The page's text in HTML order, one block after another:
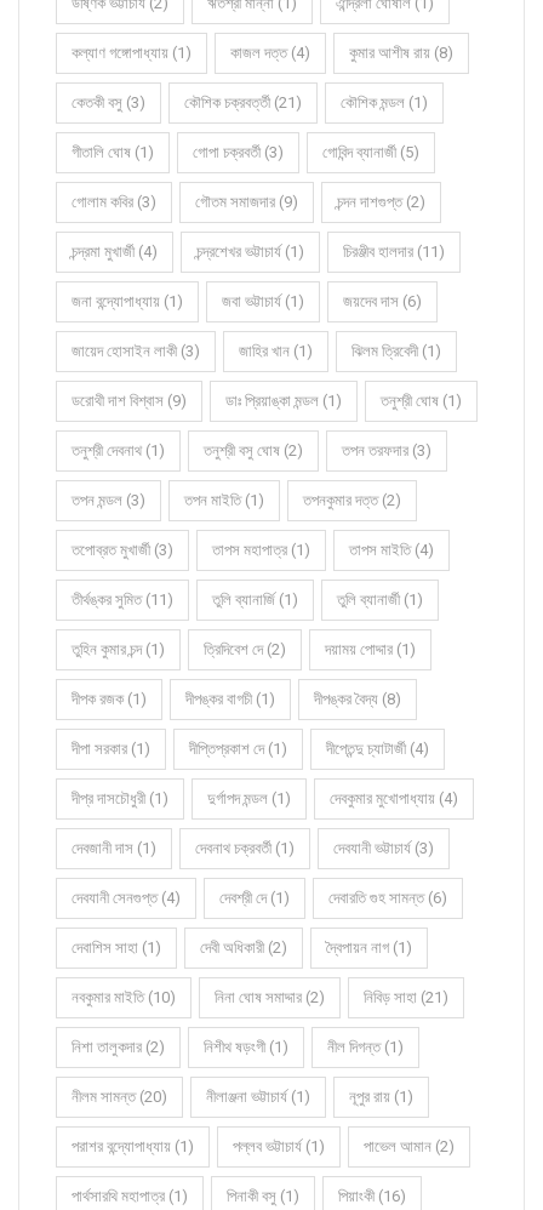
কল্যাণ গঙ্গোপাধ্যায় (1) কাজল দত্ত (4) কুমার আশীষ রায় (8)
কেতকী বসু (3) কৌশিক চক্রবর্ত্তী (21) কৌশিক মন্ডল (1)
গীতালি ঘোষ (1) গোপা চক্রবর্তী (3) গোবিন্দ ব্যানার্জী (5)
গোলাম কবির (3) গৌতম সমাজদার (9) চন্দন দাশগুপ্ত (2)
চন্দ্রমা মুখার্জী (4) চন্দ্রশেখর ভট্টাচার্য (1) চিরঞ্জীব হালদার (11)
জনা বন্দ্যোপাধ্যায় (1) জবা ভট্টাচার্য (1) জয়দেব দাস (6)
জায়েদ হোসাইন লাকী (3) জাহির খান (1) ঝিলম ত্রিবেদী (1)
ডরোথী দাশ বিশ্বাস (9) ডাঃ প্রিয়াঙ্কা মন্ডল (1) তনুশ্রী ঘোষ (1)
তনুশ্রী দেবনাথ (1) তনুশ্রী বসু ঘোষ (2) তপন তরফদার (3)
তপন মন্ডল (3) তপন মাইতি (1) তপনকুমার দত্ত (2)
তপোব্রত মুখার্জী (3) তাপস মহাপাত্র (1) তাপস মাইতি (4)
তীর্থঙ্কর সুমিত (11) তুলি ব্যানার্জি (1) তুলি ব্যানার্জী (1)
তুহিন কুমার চন্দ (1) ত্রিদিবেশ দে (2) দয়াময় পোদ্দার (1)
দীপক রজক (1) দীপঙ্কর বাগচী (1) দীপঙ্কর বৈদ্য (8)
দীপা সরকার (1) দীপ্তিপ্রকাশ দে (1) দীপ্তেন্দু চ্যাটার্জী (4)
দীপ্র দাসচৌধুরী (1) দুর্গাপদ মন্ডল (1) দেবকুমার মুখোপাধ্যায় (4)
দেবজানী দাস (1) দেবনাথ চক্রবর্তী (1) দেবযানী ভট্টাচার্য (3)
দেবযানী সেনগুপ্ত (4) দেবশ্রী দে (1) দেবারতি গুহ সামন্ত (6)
দেবাশিস সাহা (1) দেবী অধিকারী (2) দ্বৈপায়ন নাগ (1)
নবকুমার মাইতি (10) নিনা ঘোষ সমাদ্দার (2) নিবিড় সাহা (21)
নিশা তালুকদার (2) নিশীথ ষড়ংগী (1) নীল দিগন্ত (1)
নীলম সামন্ত (20) নীলাঞ্জনা ভট্টাচার্য (1) নূপুর রায় (1)
পরাশর বন্দ্যোপাধ্যায় (1) পল্লব ভট্টাচার্য (1) পাভেল আমান (2)
পার্থসারথি মহাপাত্র (1) পিনাকী বসু (1) পিয়াংকী (16)